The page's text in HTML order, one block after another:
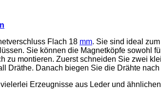
Flach 18 mm. Sie sind ideal
Sie können die Magnetköpfe sowohl
zu montieren. Zuerst schneiden Sie zwei
Dräthe. Danach biegen Sie die Drähte
Erzeugnisse aus Leder und